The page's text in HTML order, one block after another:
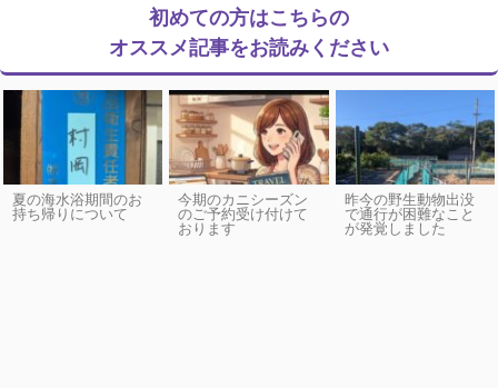
初めての方はこちらの
オススメ記事をお読みください
夏の海水浴期間のお
持ち帰りについて
今期のカニシーズン
のご予約受け付けて
おります
昨今の野生動物出没
で通行が困難なこと
が発覚しました